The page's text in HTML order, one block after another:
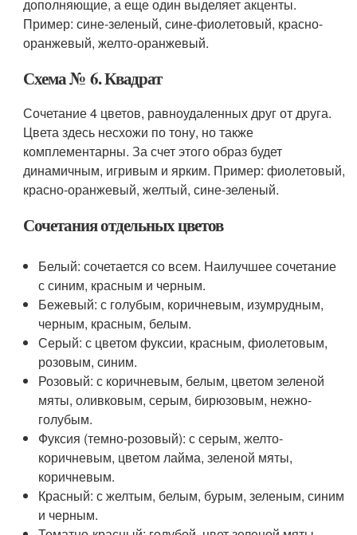
дополняющие, а еще один выделяет акценты.
Пример: сине-зеленый, сине-фиолетовый, красно-
оранжевый, желто-оранжевый.
Схема № 6. Квадрат
Сочетание 4 цветов, равноудаленных друг от друга.
Цвета здесь несхожи по тону, но также
комплементарны. За счет этого образ будет
динамичным, игривым и ярким. Пример: фиолетовый,
красно-оранжевый, желтый, сине-зеленый.
Сочетания отдельных цветов
Белый: сочетается со всем. Наилучшее сочетание
с синим, красным и черным.
Бежевый: с голубым, коричневым, изумрудным,
черным, красным, белым.
Серый: с цветом фуксии, красным, фиолетовым,
розовым, синим.
Розовый: с коричневым, белым, цветом зеленой
мяты, оливковым, серым, бирюзовым, нежно-
голубым.
Фуксия (темно-розовый): с серым, желто-
коричневым, цветом лайма, зеленой мяты,
коричневым.
Красный: с желтым, белым, бурым, зеленым, синим
и черным.